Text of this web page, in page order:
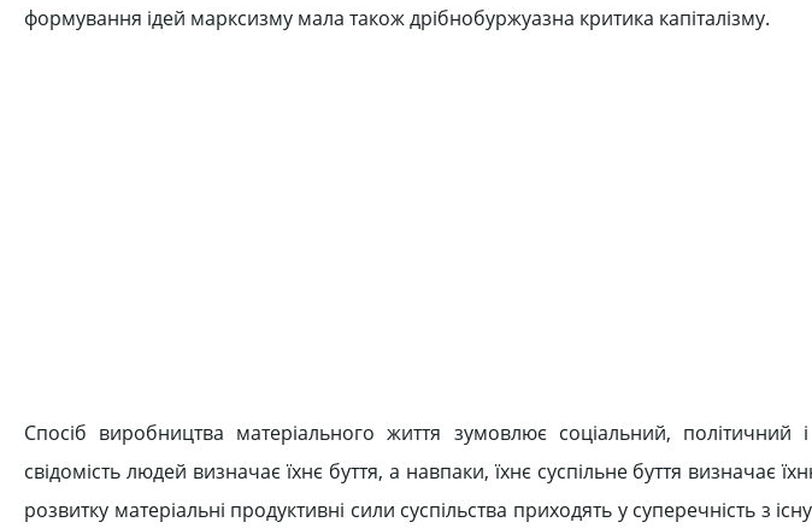
формування ідей марксизму мала також дрібнобуржуазна критика капіталізму.
Спосіб виробництва матеріального життя зумовлює соціальний,
свідомість людей визначає їхнє буття, а навпаки, їхнє суспільне буття визначає
розвитку матеріальні продуктивні сили суспільства приходять у суперечність з